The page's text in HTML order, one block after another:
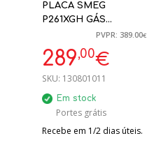
PLACA SMEG
P261XGH GÁS
GRELHAS FERRO
FUNDIDO 60CM
INOX SÉRIE
SELEZIONE
PVPR: 389.00€
289,00€
SKU: 130801011
Em stock
Portes grátis
Recebe em 1/2 dias úteis.